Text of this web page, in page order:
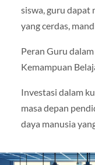
siswa, guru dapat
yang cerdas,
Peran Guru
Kemampuan
Investasi dalam
masa depan
daya manusia